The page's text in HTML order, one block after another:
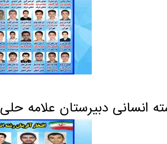
دبیرستان علامه حلی 4 - کنکور سراسری 1399